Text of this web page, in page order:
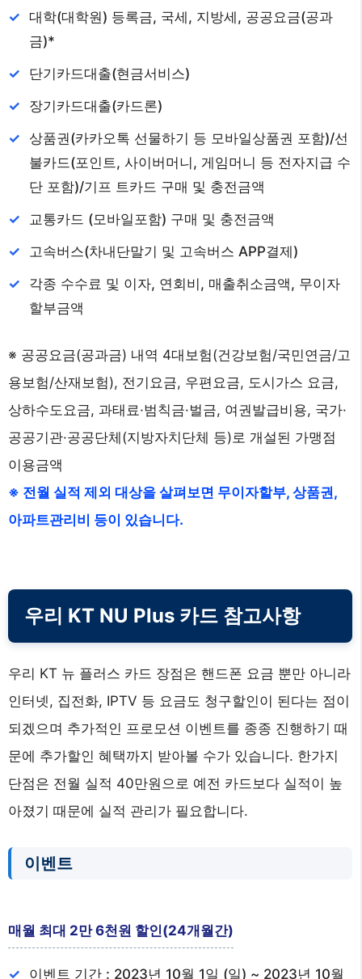
대학(대학원) 등록금, 국세, 지방세, 공공요금(공과
금)*
단기카드대출(현금서비스)
장기카드대출(카드론)
상품권(카카오톡 선물하기 등 모바일상품권 포함)/선
불카드(포인트, 사이버머니, 게임머니 등 전자지급 수
단 포함)/기프 트카드 구매 및 충전금액
교통카드 (모바일포함) 구매 및 충전금액
고속버스(차내단말기 및 고속버스 APP결제)
각종 수수료 및 이자, 연회비, 매출취소금액, 무이자
할부금액
※ 공공요금(공과금) 내역 4대보험(건강보험/국민연금/고
용보험/산재보험), 전기요금, 우편요금, 도시가스 요금,
상하수도요금, 과태료·범칙금·벌금, 여권발급비용, 국가·
공공기관·공공단체(지방자치단체 등)로 개설된 가맹점
이용금액
※ 전월 실적 제외 대상을 살펴보면 무이자할부, 상품권,
아파트관리비 등이 있습니다.
우리 KT NU Plus 카드 참고사항
우리 KT 뉴 플러스 카드 장점은 핸드폰 요금 뿐만 아니라
인터넷, 집전화, IPTV 등 요금도 청구할인이 된다는 점이
되겠으며 추가적인 프로모션 이벤트를 종종 진행하기 때
문에 추가할인 혜택까지 받아볼 수가 있습니다. 한가지
단점은 전월 실적 40만원으로 예전 카드보다 실적이 높
아졌기 때문에 실적 관리가 필요합니다.
이벤트
매월 최대 2만 6천원 할인(24개월간)
이벤트 기간 : 2023년 10월 1일 (일) ~ 2023년 10월